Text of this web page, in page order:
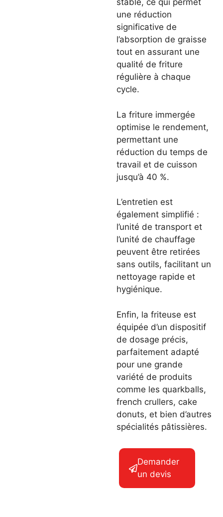
stable, ce qui permet
une réduction
significative de
l’absorption de graisse
tout en assurant une
qualité de friture
régulière à chaque
cycle.
La friture immergée
optimise le rendement,
permettant une
réduction du temps de
travail et de cuisson
jusqu’à 40 %.
L’entretien est
également simplifié :
l’unité de transport et
l’unité de chauffage
peuvent être retirées
sans outils, facilitant un
nettoyage rapide et
hygiénique.
Enfin, la friteuse est
équipée d’un dispositif
de dosage précis,
parfaitement adapté
pour une grande
variété de produits
comme les quarkballs,
french crullers, cake
donuts, et bien d’autres
spécialités pâtissières.
Demander
un devis